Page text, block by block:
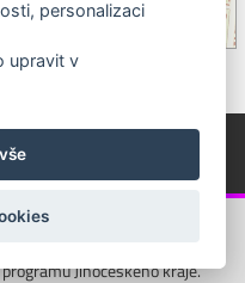
vyhrazena!)
(Cookies)
webu:
Jihočeského kraje.
personalizaci
upravit v